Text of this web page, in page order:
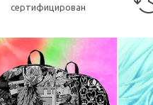
сертифицирован